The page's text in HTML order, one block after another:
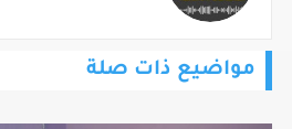
مواضيع ذات صلة